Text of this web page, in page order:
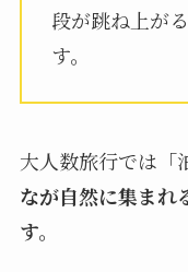
段が跳ね上が
す。
大人数旅行では「
なが自然に集まれ
す。